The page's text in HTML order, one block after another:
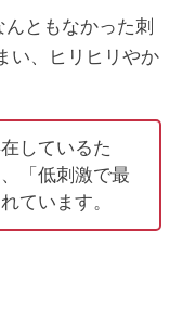
ともなかった刺
い、ヒリヒリやか
しているた
「低刺激で最
ています。